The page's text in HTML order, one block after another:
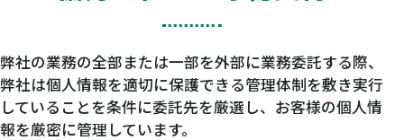
弊社の業務の全部または一部を外部に業務委託する際、
弊社は個人情報を適切に保護できる管理体制を敷き実行
していることを条件に委託先を厳選し、お客様の個人情
報を厳密に管理しています。